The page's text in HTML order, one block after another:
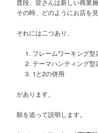
普段、皆さんは新しい商業
その時、どのようにお店を
それには二つあり、
フレームワーキング型
テーマハンティング型
1と2の併用
があります。
順を追って説明します。